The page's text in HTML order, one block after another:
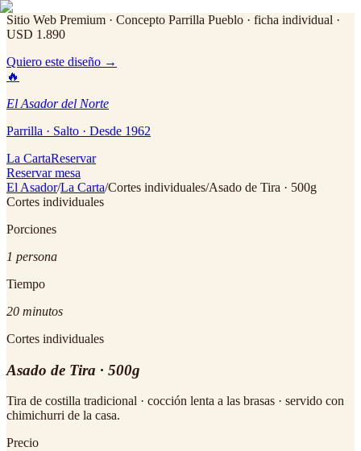
Sitio Web Premium · Concepto Parrilla Pueblo · ficha individual ·
USD 1.890
Quiero este diseño →
🔥
El Asador del Norte
Parrilla · Salto · Desde 1962
La CartaReservar
Reservar mesa
El Asador/La Carta/Cortes individuales/Asado de Tira · 500g
Cortes individuales
Porciones
1 persona
Tiempo
20 minutos
Cortes individuales
Asado de Tira · 500g
Tira de costilla tradicional · cocción lenta a las brasas · servido con
chimichurri de la casa.
Precio